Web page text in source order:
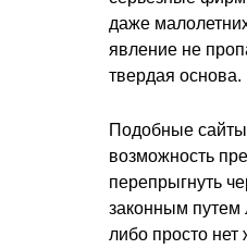
даже
явление не
твердая основа.
Подобные
возможность
перепрыгнуть
законным путем
либо просто